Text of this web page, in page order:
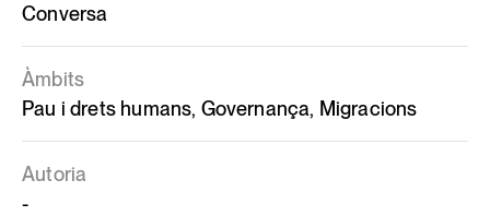
Conversa
Àmbits
Pau i drets humans, Governança, Migracions
Autoria
-